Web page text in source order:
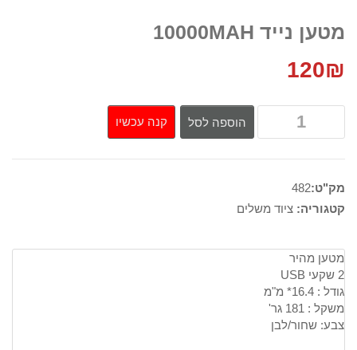
מטען נייד 10000MAH
120₪
הוספה לסל קנה עכשיו
מק"ט:482
קטגוריה: ציוד משלים
מטען מהיר
2 שקעי USB
גודל : 16.4* מ"מ
משקל : 181 גר'
צבע: שחור/לבן